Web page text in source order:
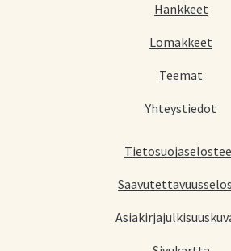
Hankkeet
Lomakkeet
Teemat
Yhteystiedot